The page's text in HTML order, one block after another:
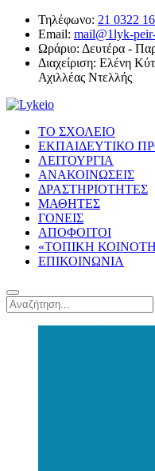
Τηλέφωνο: 21 0322
Email: mail@1lyk-
Ωράριο: Δευτέρα -
Διαχείριση: Ελένη
Αχιλλέας Ντελλής
ΤΟ ΣΧΟΛΕΙΟ
ΕΚΠΑΙΔΕΥΤΙΚΟ
ΛΕΙΤΟΥΡΓΙΑ
ΑΝΑΚΟΙΝΩΣΕΙΣ
ΔΡΑΣΤΗΡΙΟΤΗΤΕΣ
ΜΑΘΗΤΕΣ
ΓΟΝΕΙΣ
ΑΠΟΦΟΙΤΟΙ
«ΤΟΠΙΚΗ
ΕΠΙΚΟΙΝΩΝΙΑ